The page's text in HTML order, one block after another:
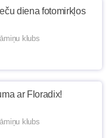
diena fotomirkļos
klubs
ar Floradix!
klubs